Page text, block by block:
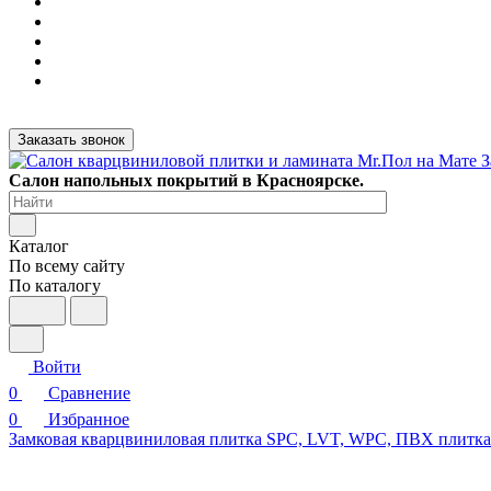
Заказать звонок
Салон напольных покрытий в Красноярске.
Каталог
По всему сайту
По каталогу
Войти
0
Сравнение
0
Избранное
Замковая кварцвиниловая плитка SPC, LVT, WPC, ПВХ